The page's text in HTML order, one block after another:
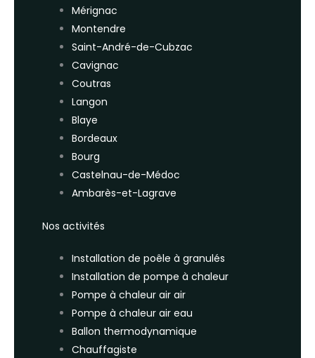
Mérignac
Montendre
Saint-André-de-Cubzac
Cavignac
Coutras
Langon
Blaye
Bordeaux
Bourg
Castelnau-de-Médoc
Ambarès-et-Lagrave
Nos activités
Installation de poêle à granulés
Installation de pompe à chaleur
Pompe à chaleur air air
Pompe à chaleur air eau
Ballon thermodynamique
Chauffagiste